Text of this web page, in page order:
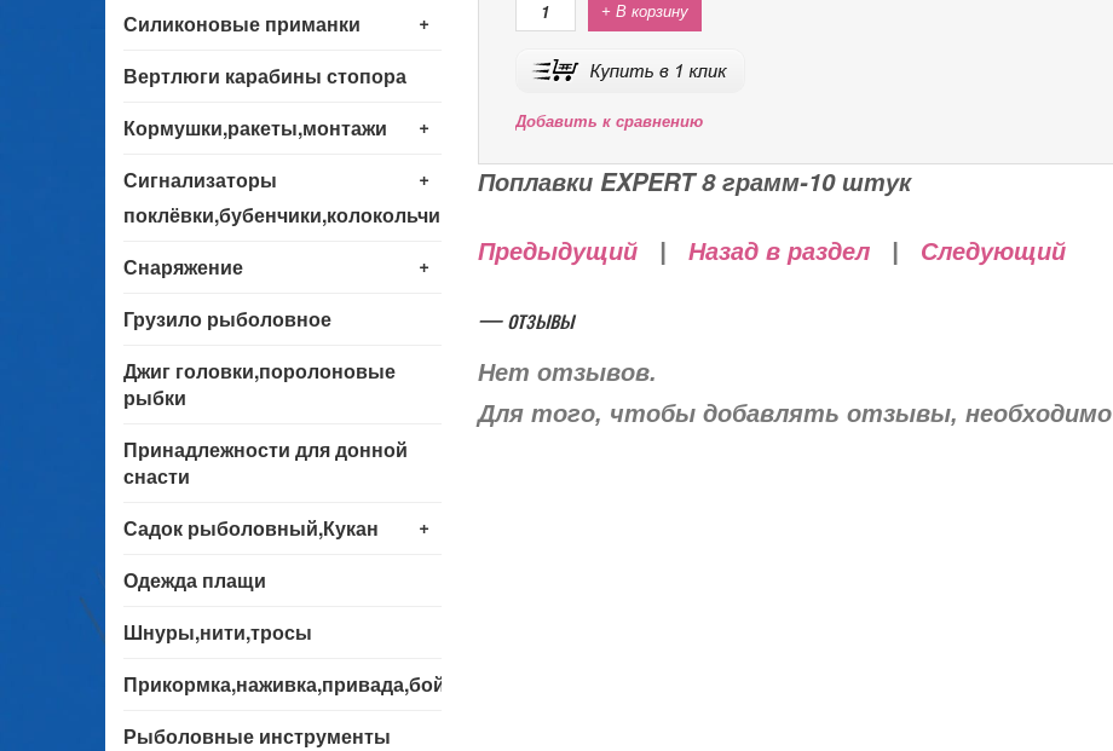
+
Силиконовые приманки
Вертлюги карабины стопора
+
Кормушки,ракеты,монтажи
+
Сигнализаторы
поклёвки,бубенчики,колокольчики
+
Снаряжение
Грузило рыболовное
Джиг головки,поролоновые
рыбки
Принадлежности для донной
снасти
+
Садок рыболовный,Кукан
Одежда плащи
Шнуры,нити,тросы
Прикормка,наживка,привада,бойла
Рыболовные инструменты
+ В корзину
Добавить к сравнению
Поплавки EXPERT 8 грамм-10 штук
Предыдущий| Назад в раздел| Следующий
— отзывы
Нет отзывов.
Для того, чтобы добавлять отзывы, необходимо